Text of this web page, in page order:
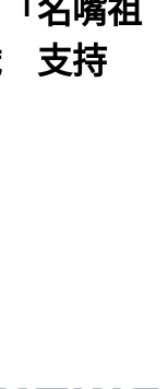
名嘴祖
支持